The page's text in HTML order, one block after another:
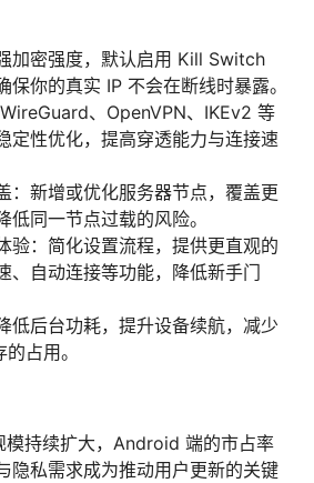
加密强度，默认启用 Kill Switch
保你的真实 IP 不会在断线时暴露。
、OpenVPN、IKEv2 等
定性优化，提高穿透能力与连接速
：新增或优化服务器节点，覆盖更
低同一节点过载的风险。
验：简化设置流程，提供更直观的
、自动连接等功能，降低新手门
低后台功耗，提升设备续航，减少
占用。
模持续扩大，Android 端的市占率
隐私需求成为推动用户更新的关键